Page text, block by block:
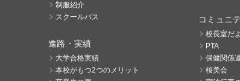
制服紹介
スクールバス
進路・実績
大学合格実績
本校がもつ2つのメリット
コミュニ
校長室だ
PTA
保健関係
桜美会